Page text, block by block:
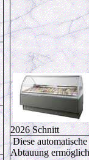
2026 Schnitt
Diese
Abtauung